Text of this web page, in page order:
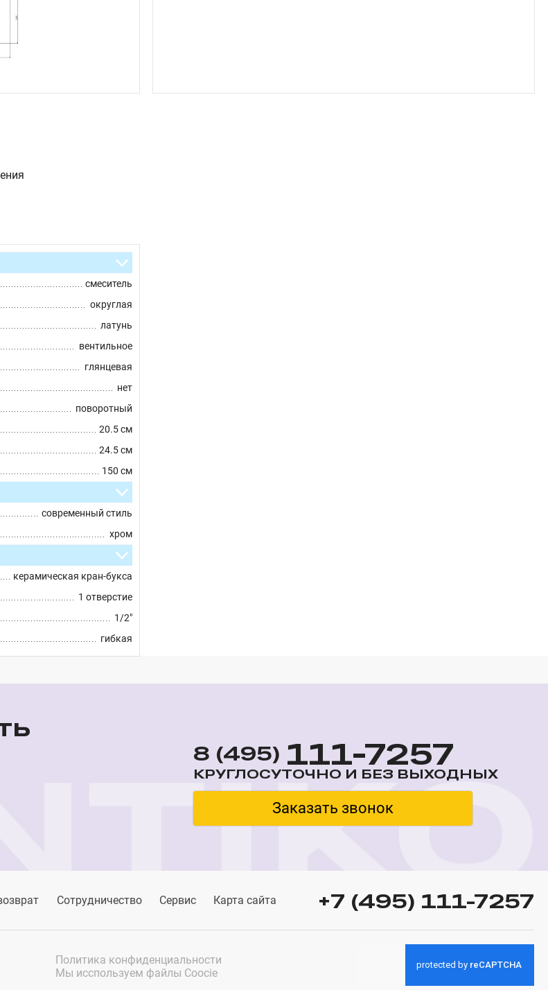
смеситель
округлая
латунь
вентильное
глянцевая
нет
поворотный
20.5 см
24.5 см
150 см
современный стиль
хром
керамическая кран-букса
1 отверстие
1/2"
гибкая
8 (495) 111-7257
КРУГЛОСУТОЧНО И БЕЗ ВЫХОДНЫХ
Заказать звонок
Сотрудничество Сервис Карта сайта +7 (495) 111-7257
Политика конфиденциальности
Мы исспользуем файлы Coocie